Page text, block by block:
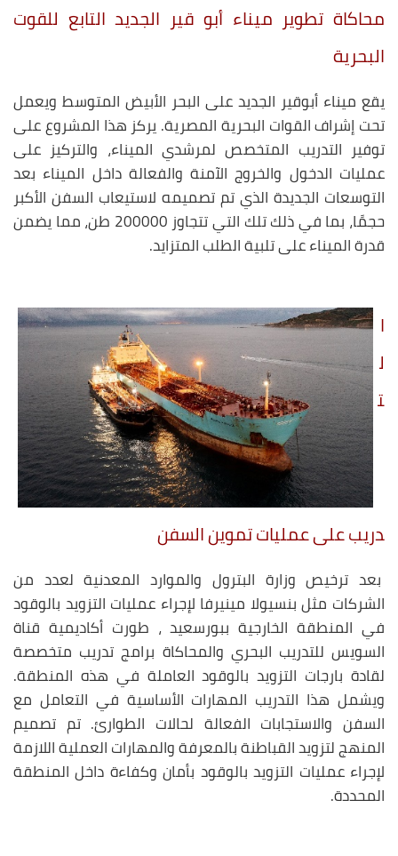
محاكاة تطوير ميناء أبو قير الجديد التابع للقوت
البحرية
يقع ميناء أبوقير الجديد على البحر الأبيض المتوسط ويعمل
تحت إشراف القوات البحرية المصرية. يركز هذا المشروع على
توفير التدريب المتخصص لمرشدي الميناء، والتركيز على
عمليات الدخول والخروج الآمنة والفعالة داخل الميناء بعد
التوسعات الجديدة الذي تم تصميمه لاستيعاب السفن الأكبر
حجمًا، بما في ذلك تلك التي تتجاوز 200000 طن، مما يضمن
قدرة الميناء على تلبية الطلب المتزايد.
ا
ل
ت
دريب على عمليات تموين السفن
بعد ترخيص وزارة البترول والموارد المعدنية لعدد من
الشركات مثل بنسيولا مينيرفا لإجراء عمليات التزويد بالوقود
في المنطقة الخارجية ببورسعيد ، طورت أكاديمية قناة
السويس للتدريب البحري والمحاكاة برامج تدريب متخصصة
لقادة بارجات التزويد بالوقود العاملة في هذه المنطقة.
ويشمل هذا التدريب المهارات الأساسية في التعامل مع
السفن والاستجابات الفعالة لحالات الطوارئ. تم تصميم
المنهج لتزويد القباطنة بالمعرفة والمهارات العملية اللازمة
لإجراء عمليات التزويد بالوقود بأمان وكفاءة داخل المنطقة
المحددة.